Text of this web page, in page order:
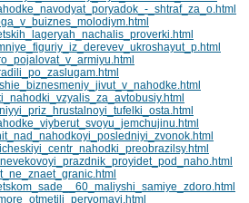
_shtraf_za_o.html